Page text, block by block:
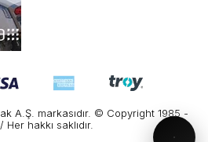
A.Ş. markasıdır. © Copyright 1985 -
hakkı saklıdır.